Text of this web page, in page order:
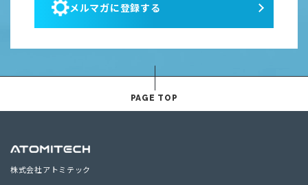
メルマガに登録する
PAGE TOP
株式会社アトミテック